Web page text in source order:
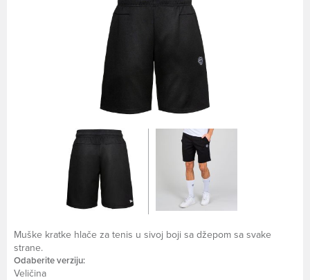
Muške kratke hlače za tenis u sivoj boji sa džepom sa svake
strane.
Odaberite verziju:
Veličina